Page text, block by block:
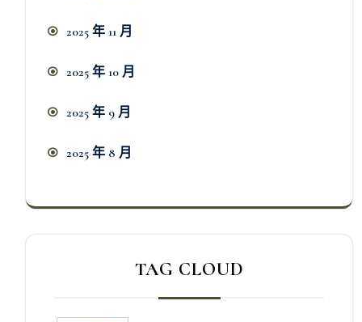
2025 年 11 月
2025 年 10 月
2025 年 9 月
2025 年 8 月
TAG CLOUD